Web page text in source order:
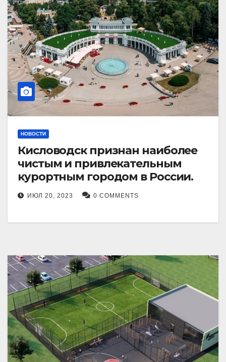
НОВОСТИ
Кисловодск признан наиболее
чистым и привлекательным
курортным городом в России.
ИЮЛ 20, 2023 0 COMMENTS